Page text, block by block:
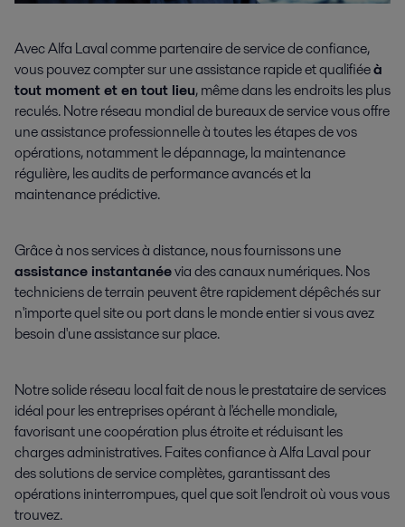
Avec Alfa Laval comme partenaire de service de confiance,
vous pouvez compter sur une assistance rapide et qualifiéeà
tout moment et en tout lieu, même dans les endroits les plus
reculés. Notre réseau mondial de bureaux de service vous offre
une assistance professionnelle à toutes les étapes de vos
opérations, notamment le dépannage, la maintenance
régulière, les audits de performance avancés et la
maintenance prédictive.
Grâce à nos services à distance, nous fournissons une
assistance instantanéevia des canaux numériques. Nos
techniciens de terrain peuvent être rapidement dépêchés sur
n'importe quel site ou port dans le monde entier si vous avez
besoin d'une assistance sur place.
Notre solide réseau local fait de nous le prestataire de services
idéal pour les entreprises opérant à l'échelle mondiale,
favorisant une coopération plus étroite et réduisant les
charges administratives. Faites confiance à Alfa Laval pour
des solutions de service complètes, garantissant des
opérations ininterrompues, quel que soit l'endroit où vous vous
trouvez.